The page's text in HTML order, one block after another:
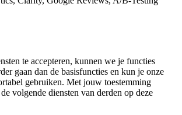
te accepteren, kunnen we je functies
gaan dan de basisfuncties en kun je onze
gebruiken. Met jouw toestemming
volgende diensten van derden op deze